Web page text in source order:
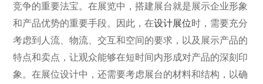
竞争的重要法宝。在展览中，搭建展台就是展示企业形象
和产品优势的重要手段。因此，在设计展位时，需要充分
考虑到人流、物流、交互和空间的要求，以及展示产品的
特点和卖点，让观众能够在短时间内形成对产品的深刻印
象。在展位设计中，还需要考虑展台的材料和结构，以确